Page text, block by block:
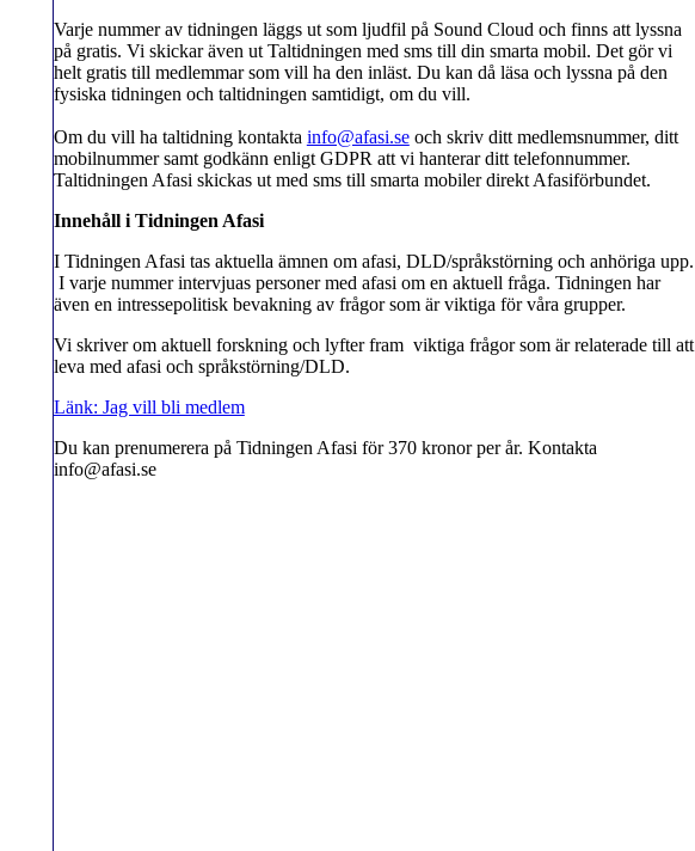
Varje nummer av tidningen läggs ut som ljudfil på Sound Cloud och finns att lyssna
på gratis. Vi skickar även ut Taltidningen med sms till din smarta mobil. Det gör vi
helt gratis till medlemmar som vill ha den inläst. Du kan då läsa och lyssna på den
fysiska tidningen och taltidningen samtidigt, om du vill.
Om du vill ha taltidning kontakta info@afasi.seoch skriv ditt medlemsnummer, ditt
mobilnummer samt godkänn enligt GDPR att vi hanterar ditt telefonnummer.
Taltidningen Afasi skickas ut med sms till smarta mobiler direkt Afasiförbundet.
Innehåll i Tidningen Afasi
I Tidningen Afasi tas aktuella ämnen om afasi, DLD/språkstörning och anhöriga upp.
I varje nummer intervjuas personer med afasi om en aktuell fråga. Tidningen har
även en intressepolitisk bevakning av frågor som är viktiga för våra grupper.
Vi skriver om aktuell forskning och lyfter fram viktiga frågor som är relaterade till att
leva med afasi och språkstörning/DLD.
Länk: Jag vill bli medlem
Du kan prenumerera på Tidningen Afasi för 370 kronor per år. Kontakta
info@afasi.se